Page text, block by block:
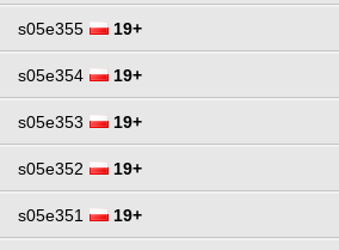
s05e355 19+
s05e354 19+
s05e353 19+
s05e352 19+
s05e351 19+